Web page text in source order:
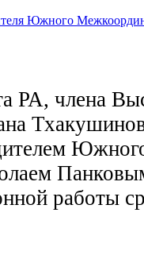
Южного
РА, члена
работы